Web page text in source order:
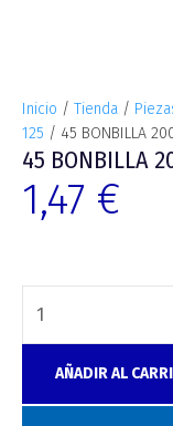
Inicio / Tienda /
125 / 45 BONBILLA
45 BONBILLA
1,47 €
AÑADIR AL